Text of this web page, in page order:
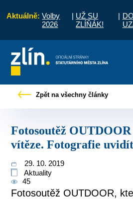
Aktuálně: Volby
2026
| UŽ SU
ZLÍŇÁK!
|
vyřídit Potřebuji
Zpět na všechny články
Fotosoutěž OUTDOOR již zná své
vítěze. Fotografie
29. 10. 2019
Aktuality
45
Fotosoutěž OUTDOOR,